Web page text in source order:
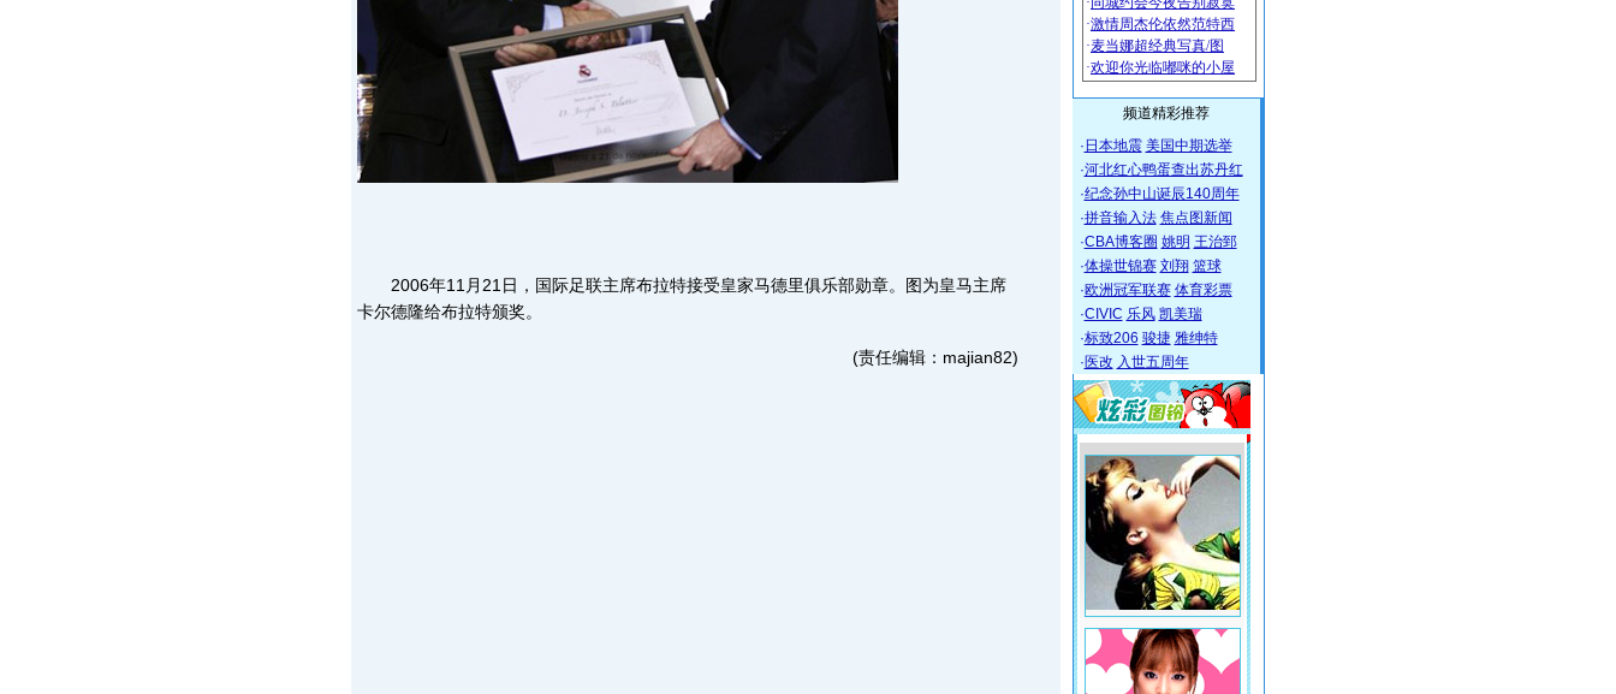
2006年11月21日，国际足联主席布拉特接受皇家马德里俱乐部勋章。图为皇马主席
卡尔德隆给布拉特颁奖。
(责任编辑：majian82)
频道精彩推荐
· 日本地震 美国中期选举
·河北红心鸭蛋查出苏丹红
·纪念孙中山诞辰140周年
·拼音输入法 焦点图新闻
·CBA博客圈 姚明 王治郅
·体操世锦赛 刘翔 篮球
·欧洲冠军联赛 体育彩票
·CIVIC 乐风 凯美瑞
·标致206 骏捷 雅绅特
· 医改 入世五周年